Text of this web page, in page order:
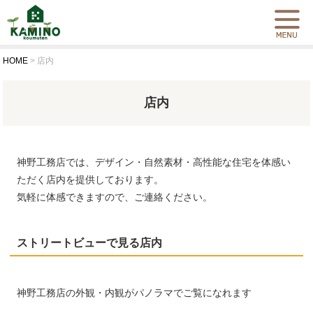
HOME > 店内
店内
神野工務店では、デザイン・自然素材・高性能な住宅を体感い
ただく店内を提供しております。
気軽に体感できますので、ご連絡ください。
ストリートビューで見る店内
神野工務店の外観・内観がパノラマでご覧になれます